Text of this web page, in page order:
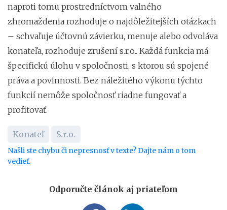
naproti tomu prostredníctvom valného
zhromaždenia rozhoduje o najdôležitejších otázkach
– schvaľuje účtovnú závierku, menuje alebo odvoláva
konateľa, rozhoduje zrušení s.r.o.. Každá funkcia má
špecifickú úlohu v spoločnosti, s ktorou sú spojené
práva a povinnosti. Bez náležitého výkonu týchto
funkcií nemôže spoločnosť riadne fungovať a
profitovať.
Konateľ S.r.o.
Našli ste chybu či nepresnosť v texte? Dajte nám o tom
vedieť.
Odporučte článok aj priateľom